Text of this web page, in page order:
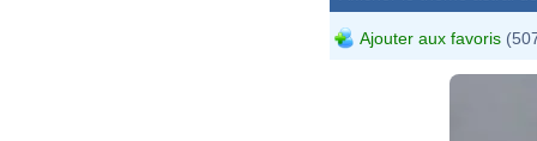
Ajouter aux favoris